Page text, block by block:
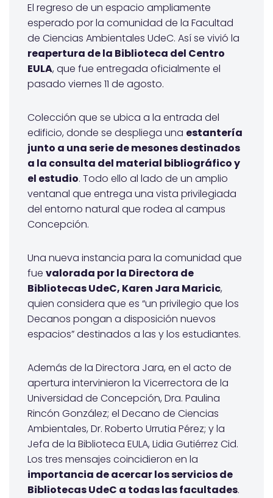
El regreso de un espacio ampliamente
esperado por la comunidad de la Facultad
de Ciencias Ambientales UdeC. Así se vivió la
reapertura de la Biblioteca del Centro
EULA, que fue entregada oficialmente el
pasado viernes 11 de agosto.
Colección que se ubica a la entrada del
edificio, donde se despliega una estantería
junto a una serie de mesones destinados
a la consulta del material bibliográfico y
el estudio. Todo ello al lado de un amplio
ventanal que entrega una vista privilegiada
del entorno natural que rodea al campus
Concepción.
Una nueva instancia para la comunidad que
fue valorada por la Directora de
Bibliotecas UdeC, Karen Jara Maricic,
quien considera que es “un privilegio que los
Decanos pongan a disposición nuevos
espacios” destinados a las y los estudiantes.
Además de la Directora Jara, en el acto de
apertura intervinieron la Vicerrectora de la
Universidad de Concepción, Dra. Paulina
Rincón González; el Decano de Ciencias
Ambientales, Dr. Roberto Urrutia Pérez; y la
Jefa de la Biblioteca EULA, Lidia Gutiérrez Cid.
Los tres mensajes coincidieron en la
importancia de acercar los servicios de
Bibliotecas UdeC a todas las facultades.